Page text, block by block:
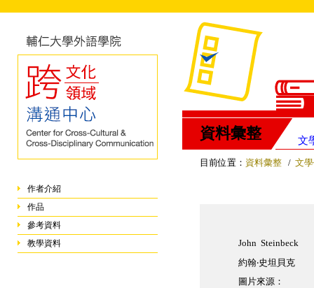
作者介紹
作品
參考資料
教學資料
資料彙整 文
目前位置： 資料彙整 / 文
John Steinbeck
約翰‧史坦貝克
圖片來源：